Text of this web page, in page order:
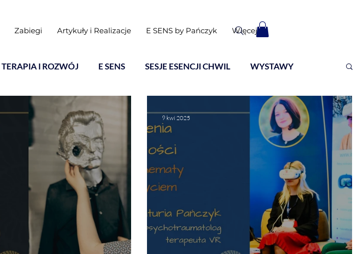
Zabiegi Artykuły i Realizacje E SENS by Pańczyk Więcej
TERAPIA I ROZWÓJ E SENS SESJE ESENCJI CHWIL WYSTAWY
9 kwi 2025